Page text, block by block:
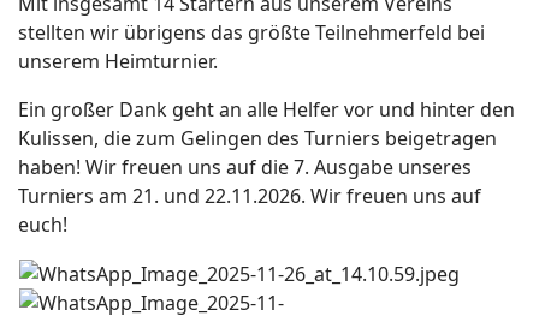
stellten wir übrigens das größte Teilnehmerfeld bei
unserem Heimturnier.
Ein großer Dank geht an alle Helfer vor und hinter den
Kulissen, die zum Gelingen des Turniers beigetragen
haben! Wir freuen uns auf die 7. Ausgabe unseres
Turniers am 21. und 22.11.2026. Wir freuen uns auf
euch!